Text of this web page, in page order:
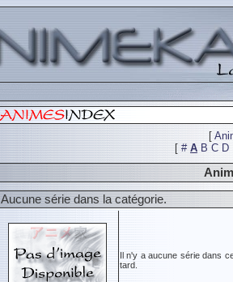
[
[ # A B C D
Aucune série dans la catégorie.
Il n'y a aucune série dans
tard.